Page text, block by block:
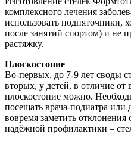
комплексного лечения
использовать подпяточники,
после занятий спортом) и не
растяжку.
Плоскостопие
Во-первых, до 7-9 лет своды
вторых, у детей, в отличие от
плоскостопие можно.
посещать врача-подиатра или
вовремя заметить
надёжной профилактики –